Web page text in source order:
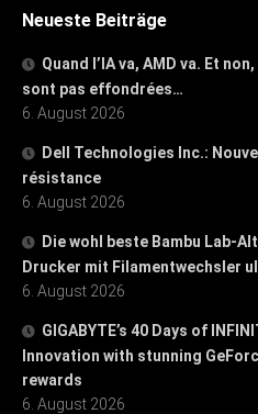
Neueste Beiträge
Quand l’IA va, AMD va. Et
sont pas effondrées…
6. August 2026
Dell Technologies Inc.:
résistance
6. August 2026
Die wohl beste Bambu Lab-
Drucker mit Filamentwechsler
6. August 2026
GIGABYTE’s 40 Days of
Innovation with stunning
rewards
6. August 2026